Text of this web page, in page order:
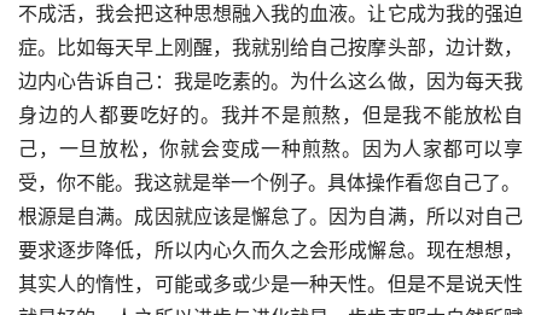
不成活，我会把这种思想融入我的血液。让它成为我的强迫
症。比如每天早上刚醒，我就别给自己按摩头部，边计数，
边内心告诉自己：我是吃素的。为什么这么做，因为每天我
身边的人都要吃好的。我并不是煎熬，但是我不能放松自
己，一旦放松，你就会变成一种煎熬。因为人家都可以享
受，你不能。我这就是举一个例子。具体操作看您自己了。
根源是自满。成因就应该是懈怠了。因为自满，所以对自己
要求逐步降低，所以内心久而久之会形成懈怠。现在想想，
其实人的惰性，可能或多或少是一种天性。但是不是说天性